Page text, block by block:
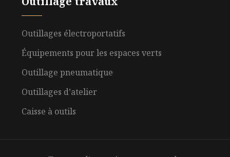
Outillages électroportatifs
Équipements pour les espaces verts
Outillage pneumatique
Outillages d’atelier
Caisse à outils